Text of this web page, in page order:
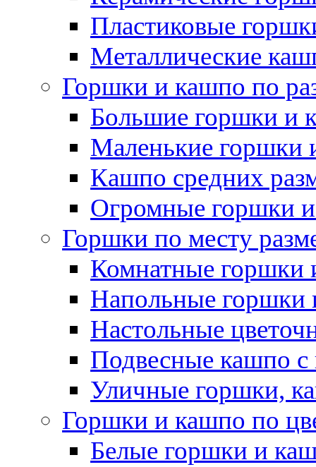
Пластиковые
Металлические
Горшки и кашпо по
Большие горшки и
Маленькие горшки
Кашпо средних
Огромные горшки
Горшки по месту
Комнатные горшки
Напольные горшки
Настольные
Подвесные кашпо с
Уличные горшки,
Горшки и кашпо по
Белые горшки и